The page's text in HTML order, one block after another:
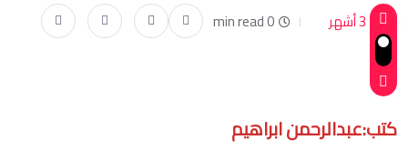
3 أشهر 0 min read
كتب:عبدالرحمن ابراهيم